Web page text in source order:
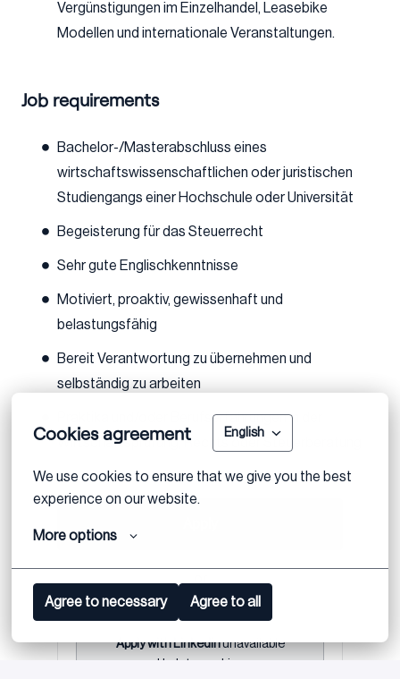
Cookies agreement English
We use cookies to ensure that we give you the best
experience on our website.
More options
Agree to necessary Agree to all
Vergünstigungen im Einzelhandel, Leasebike
Modellen und internationale Veranstaltungen.
Job requirements
Bachelor-/Masterabschluss eines
wirtschaftswissenschaftlichen oder juristischen
Studiengangs einer Hochschule oder Universität
Begeisterung für das Steuerrecht
Sehr gute Englischkenntnisse
Motiviert, proaktiv, gewissenhaft und
belastungsfähig
Bereit Verantwortung zu übernehmen und
selbständig zu arbeiten
Praktika und/oder Berufserfahrungen in der
Wirtschaftsprüfung, Rechts oder Steuerberatung
Apply with Linkedinunavailable